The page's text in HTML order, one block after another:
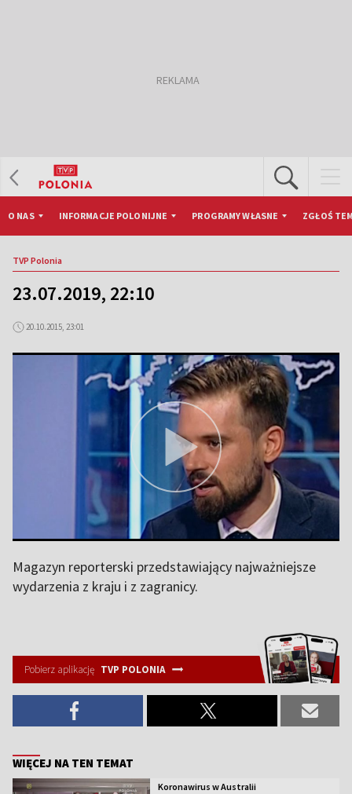
O NAS INFORMACJE POLONIJNE PROGRAMY WŁASNE ZGŁOŚ
TVP Polonia
23.07.2019, 22:10
20.10.2015, 23:01
Magazyn reporterski przedstawiający najważniejsze
wydarzenia z kraju i z zagranicy.
Pobierz aplikację TVP POLONIA
WIĘCEJ NA TEN TEMAT
Koronawirus w Australii